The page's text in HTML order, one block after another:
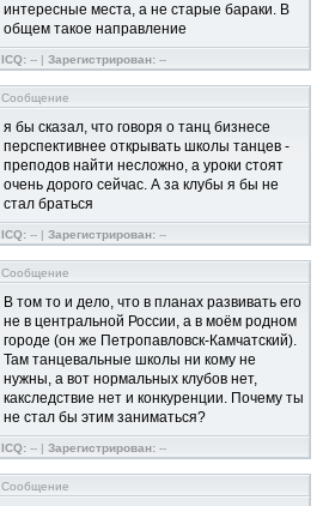
интересные места, а не старые бараки. В
общем такое направление
ICQ: -- | Зарегистрирован: --
Сообщение
я бы сказал, что говоря о танц бизнесе
перспективнее открывать школы танцев -
преподов найти несложно, а уроки стоят
очень дорого сейчас. А за клубы я бы не
стал браться
ICQ: -- | Зарегистрирован: --
Сообщение
В том то и дело, что в планах развивать его
не в центральной России, а в моём родном
городе (он же Петропавловск-Камчатский).
Там танцевальные школы ни кому не
нужны, а вот нормальных клубов нет,
какследствие нет и конкуренции. Почему ты
не стал бы этим заниматься?
ICQ: -- | Зарегистрирован: --
Сообщение